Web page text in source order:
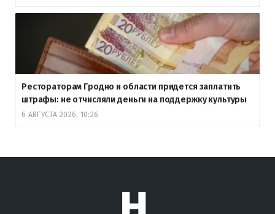
Рестораторам Гродно и области придется заплатить
штрафы: не отчисляли деньги на поддержку культуры
6 АВГУСТА 2026, 10:26